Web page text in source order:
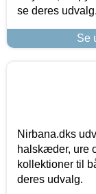
se deres udvalg.
Se
Nirbana.dks
halskæder, ure
kollektioner til
deres udvalg.